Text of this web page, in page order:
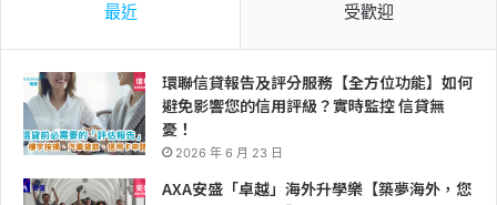
最近 受歡迎
環聯信貸報告及評分服務【全方位功能】如何
避免影響您的信用評級？實時監控 信貸無
憂！
2026 年 6 月 23 日
AXA安盛「卓越」海外升學樂【築夢海外，您